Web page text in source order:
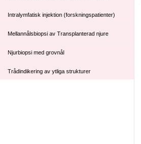
Intralymfatisk injektion (forskningspatienter)
Mellannålsbiopsi av Transplanterad njure
Njurbiopsi med grovnål
Trådindikering av ytliga strukturer